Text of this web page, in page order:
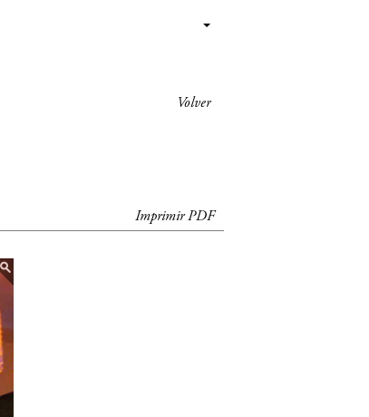
Volver
Imprimir PDF